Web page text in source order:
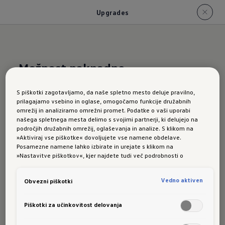
Upgrades
Možnost naknadne
ID.7 Tourer:funkcije
Upgrades
še po nakupu vozila. Veliko koristnih
funkcij
S piškotki zagotavljamo, da naše spletno mesto deluje pravilno,
prilagajamo vsebino in oglase, omogočamo funkcije družabnih
omrežij in analiziramo omrežni promet. Podatke o vaši uporabi
našega spletnega mesta delimo s svojimi partnerji, ki delujejo na
področjih družabnih omrežij, oglaševanja in analize. S klikom na
»Aktiviraj vse piškotke« dovoljujete vse namene obdelave.
Posamezne namene lahko izbirate in urejate s klikom na
»Nastavitve piškotkov«, kjer najdete tudi več podrobnosti o
Obvezni piškotki
Vedno aktiven
Piškotki za učinkovitost delovanja